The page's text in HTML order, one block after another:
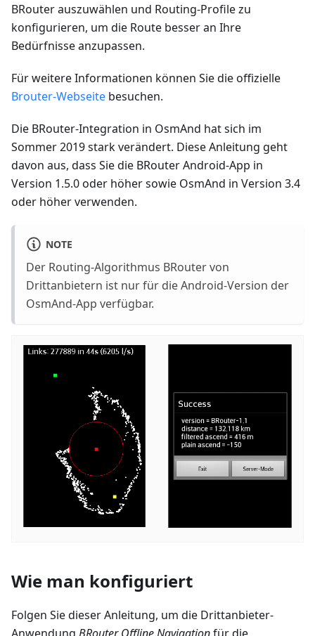
BRouter auszuwählen und Routing-Profile zu
konfigurieren, um die Route besser an Ihre
Bedürfnisse anzupassen.
Für weitere Informationen können Sie die offizielle
Brouter-Webseite besuchen.
Die BRouter-Integration in OsmAnd hat sich im
Sommer 2019 stark verändert. Diese Anleitung geht
davon aus, dass Sie die BRouter Android-App in
Version 1.5.0 oder höher sowie OsmAnd in Version 3.4
oder höher verwenden.
NOTE
Der Routing-Algorithmus BRouter von
Drittanbietern ist nur für die Android-Version der
OsmAnd-App verfügbar.
Wie man konfiguriert
Folgen Sie dieser Anleitung, um die Drittanbieter-
Anwendung BRouter Offline Navigationfür die